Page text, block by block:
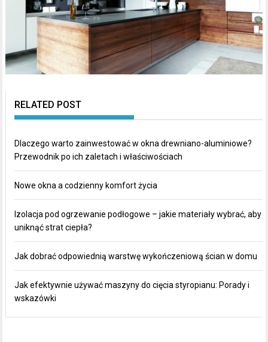
RELATED POST
Dlaczego warto zainwestować w okna drewniano-aluminiowe?
Przewodnik po ich zaletach i właściwościach
Nowe okna a codzienny komfort życia
Izolacja pod ogrzewanie podłogowe – jakie materiały wybrać, aby
uniknąć strat ciepła?
Jak dobrać odpowiednią warstwę wykończeniową ścian w domu
Jak efektywnie używać maszyny do cięcia styropianu: Porady i
wskazówki